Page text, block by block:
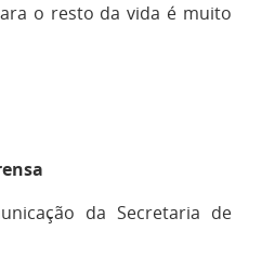
o resto da vida é muito
da Secretaria de